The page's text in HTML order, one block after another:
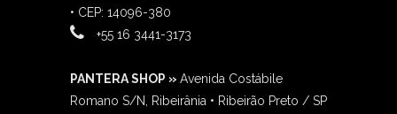
• CEP: 14096-380
‎+55 16 3441-3173
PANTERA SHOP » Avenida Costábile
Romano S/N, Ribeirânia • Ribeirão Preto / SP